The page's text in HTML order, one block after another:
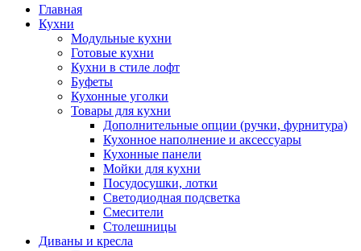
Главная
Кухни
Модульные кухни
Готовые кухни
Кухни в стиле лофт
Буфеты
Кухонные уголки
Товары для кухни
Дополнительные опции (ручки, фурнитура)
Кухонное наполнение и аксессуары
Кухонные панели
Мойки для кухни
Посудосушки, лотки
Светодиодная подсветка
Смесители
Столешницы
Диваны и кресла